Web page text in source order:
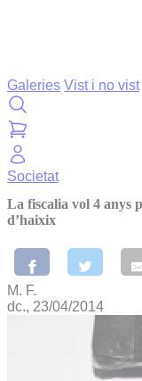
Galeries Vist i no vist
Societat
La fiscalia vol 4 anys
d’haixix
M. F.
dc., 23/04/2014